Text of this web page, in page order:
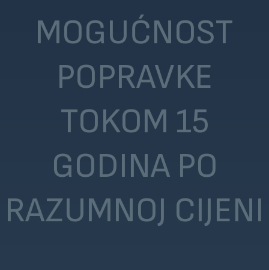
MOGUĆNOST
POPRAVKE
TOKOM 15
GODINA PO
RAZUMNOJ CIJENI